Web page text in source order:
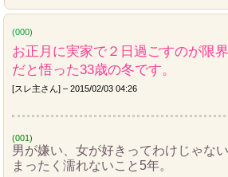
(000)
お正月に実家で２日過ごすのが限
だと悟った33歳の冬です。
[スレ主さん] – 2015/02/03 04:26
(001)
男が嫌い、女が好きってわけじゃない
まったく濡れないこと5年。